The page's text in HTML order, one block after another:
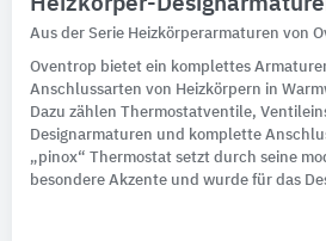
Aus der Serie Heizkörperarmaturen von
Oventrop bietet ein komplettes
Anschlussarten von Heizkörpern in
Dazu zählen Thermostatventile,
Designarmaturen und komplette
„pinox“ Thermostat setzt durch seine
besondere Akzente und wurde für das